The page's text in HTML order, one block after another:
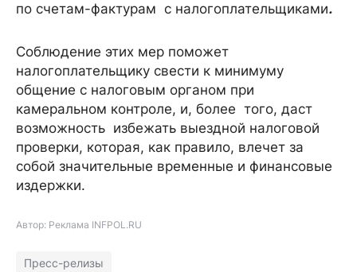
по счетам-фактурам с налогоплательщиками.
Соблюдение этих мер поможет
налогоплательщику свести к минимуму
общение с налоговым органом при
камеральном контроле, и, более того, даст
возможность избежать выездной налоговой
проверки, которая, как правило, влечет за
собой значительные временные и финансовые
издержки.
Автор: Реклама INFPOL.RU
Пресс-релизы